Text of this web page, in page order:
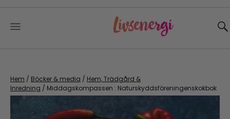
content
Hem / Böcker & media / Hem, Trädgård &
Inredning / Middagskompassen : Naturskyddsföreningenskokbok